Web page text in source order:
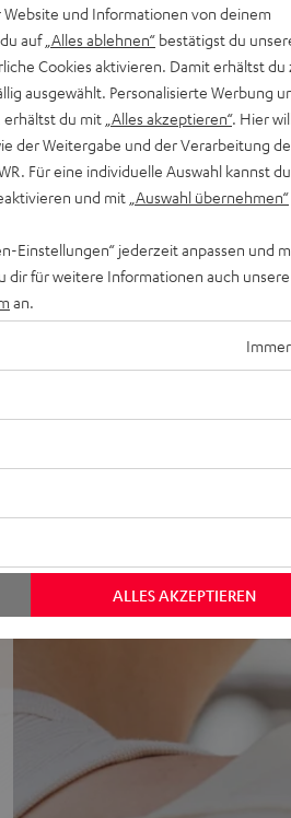
und Informationen von deinem
auf „Alles ablehnen“ bestätigst du
Cookies aktivieren. Damit erhältst du
ausgewählt. Personalisierte Werbung
erhältst du mit „Alles akzeptieren“. Hier
der Weitergabe und der Verarbeitung
Für eine individuelle Auswahl kannst
und mit „Auswahl übernehmen“
Einstellungen“ jederzeit anpassen und
dir für weitere Informationen auch unsere
an.
ALLES AKZEPTIEREN